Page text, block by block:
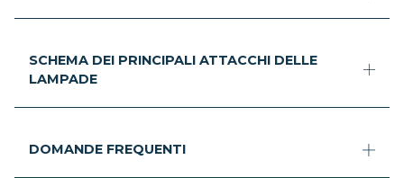
SCHEMA DEI PRINCIPALI ATTACCHI DELLE
LAMPADE
DOMANDE FREQUENTI